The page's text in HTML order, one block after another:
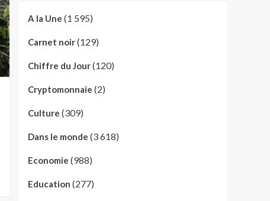
A la Une (1 595)
Carnet noir(129)
Chiffre du Jour(120)
Cryptomonnaie (2)
Culture (309)
Dans le monde (3 618)
Economie (988)
Education (277)